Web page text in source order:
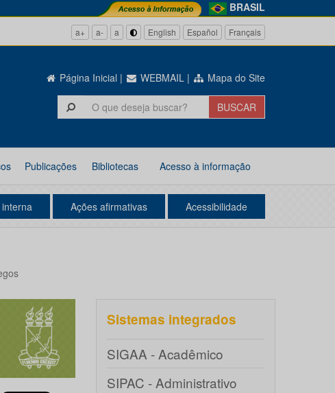
BRASIL
a+ a- a English Español Français
Página Inicial | WEBMAIL | Mapa do Site
Publicações Bibliotecas Acesso à informação
Ações afirmativas Acessibilidade
Sistemas integrados
SIGAA - Acadêmico
SIPAC - Administrativo